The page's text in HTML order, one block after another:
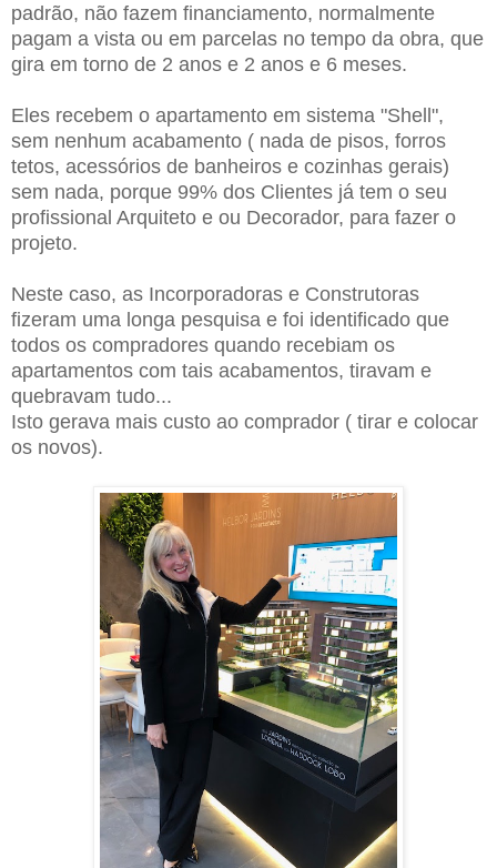
padrão, não fazem financiamento, normalmente
pagam a vista ou em parcelas no tempo da obra, que
gira em torno de 2 anos e 2 anos e 6 meses.
Eles recebem o apartamento em sistema "Shell",
sem nenhum acabamento ( nada de pisos, forros
tetos, acessórios de banheiros e cozinhas gerais)
sem nada, porque 99% dos Clientes já tem o seu
profissional Arquiteto e ou Decorador, para fazer o
projeto.
Neste caso, as Incorporadoras e Construtoras
fizeram uma longa pesquisa e foi identificado que
todos os compradores quando recebiam os
apartamentos com tais acabamentos, tiravam e
quebravam tudo...
Isto gerava mais custo ao comprador ( tirar e colocar
os novos).